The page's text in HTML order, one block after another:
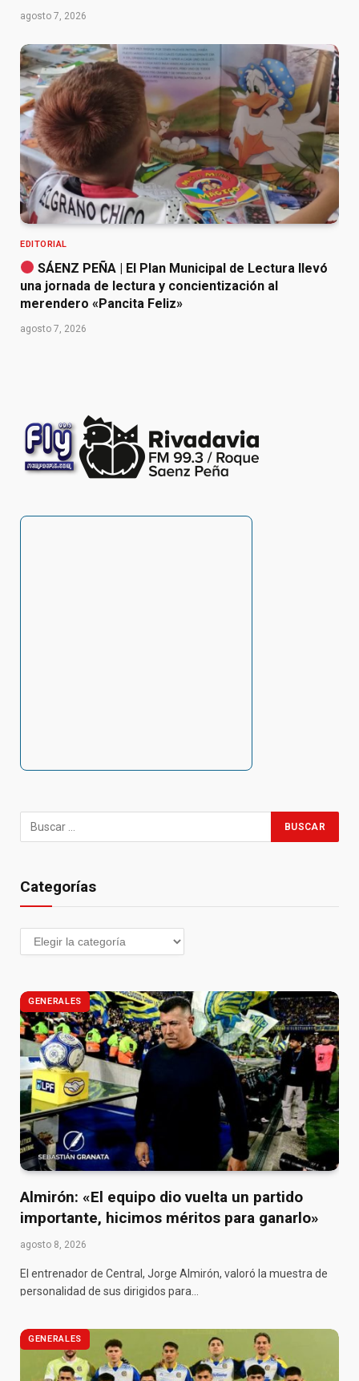
agosto 7, 2026
EDITORIAL
SÁENZ PEÑA | El Plan Municipal de Lectura llevó
una jornada de lectura y concientización al
merendero «Pancita Feliz»
agosto 7, 2026
Categorías
GENERALES
Almirón: «El equipo dio vuelta un partido
importante, hicimos méritos para ganarlo»
agosto 8, 2026
El entrenador de Central, Jorge Almirón, valoró la muestra de
personalidad de sus dirigidos para…
GENERALES